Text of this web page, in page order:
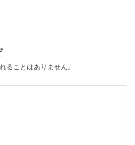
の一
ることはありません。